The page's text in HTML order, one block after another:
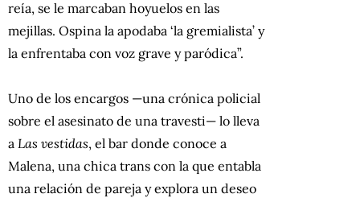
reía, se le marcaban hoyuelos en las
mejillas. Ospina la apodaba ‘la gremialista’ y
la enfrentaba con voz grave y paródica”.
Uno de los encargos —una crónica policial
sobre el asesinato de una travesti— lo lleva
a Las vestidas, el bar donde conoce a
Malena, una chica trans con la que entabla
una relación de pareja y explora un deseo